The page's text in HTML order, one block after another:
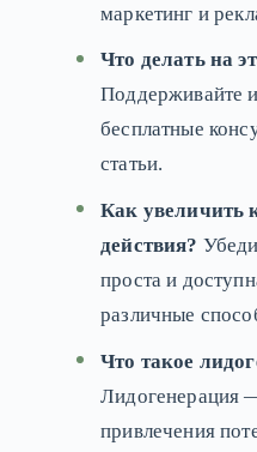
маркетинг и
Что делать на
Поддерживайте
бесплатные
статьи.
Как увеличить
действия?
проста и
различные
Что такое
Лидогенерация
привлечения